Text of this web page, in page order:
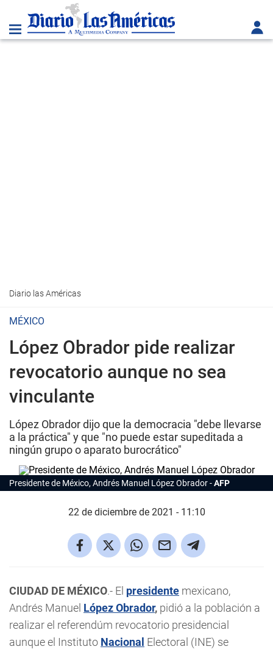
Diario las Américas
MÉXICO
López Obrador pide realizar
revocatorio aunque no sea
vinculante
López Obrador dijo que la democracia "debe llevarse
a la práctica" y que "no puede estar supeditada a
ningún grupo o aparato burocrático"
Presidente de México, Andrés Manuel López Obrador AFP
22 de diciembre de 2021 - 11:10
CIUDAD DE MÉXICO.- El presidente mexicano,
Andrés Manuel López Obrador, pidió a la población a
realizar el referendúm revocatorio presidencial
aunque el Instituto Nacional Electoral (INE) se